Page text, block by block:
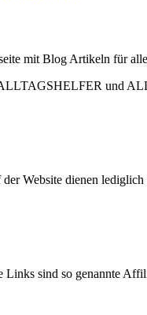
mit Blog Artikeln für
und
Website dienen
Links sind so genannte